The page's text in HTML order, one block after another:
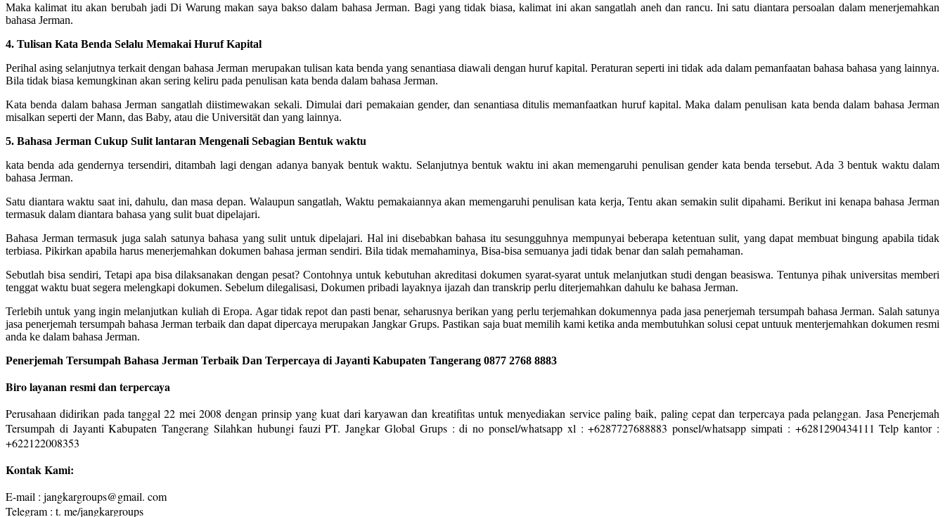
Maka kalimat itu akan berubah jadi Di Warung makan saya bakso dalam bahasa Jerman. Bagi yang tidak biasa, kalimat ini akan sangatlah aneh dan rancu. Ini satu diantara persoalan dalam menerjemahkan
bahasa Jerman.
4. Tulisan Kata Benda Selalu Memakai Huruf Kapital
Perihal asing selanjutnya terkait dengan bahasa Jerman merupakan tulisan kata benda yang senantiasa diawali dengan huruf kapital. Peraturan seperti ini tidak ada dalam pemanfaatan bahasa bahasa yang lainnya.
Bila tidak biasa kemungkinan akan sering keliru pada penulisan kata benda dalam bahasa Jerman.
Kata benda dalam bahasa Jerman sangatlah diistimewakan sekali. Dimulai dari pemakaian gender, dan senantiasa ditulis memanfaatkan huruf kapital. Maka dalam penulisan kata benda dalam bahasa Jerman
misalkan seperti der Mann, das Baby, atau die Universität dan yang lainnya.
5. Bahasa Jerman Cukup Sulit lantaran Mengenali Sebagian Bentuk waktu
kata benda ada gendernya tersendiri, ditambah lagi dengan adanya banyak bentuk waktu. Selanjutnya bentuk waktu ini akan memengaruhi penulisan gender kata benda tersebut. Ada 3 bentuk waktu dalam
bahasa Jerman.
Satu diantara waktu saat ini, dahulu, dan masa depan. Walaupun sangatlah, Waktu pemakaiannya akan memengaruhi penulisan kata kerja, Tentu akan semakin sulit dipahami. Berikut ini kenapa bahasa Jerman
termasuk dalam diantara bahasa yang sulit buat dipelajari.
Bahasa Jerman termasuk juga salah satunya bahasa yang sulit untuk dipelajari. Hal ini disebabkan bahasa itu sesungguhnya mempunyai beberapa ketentuan sulit, yang dapat membuat bingung apabila tidak
terbiasa. Pikirkan apabila harus menerjemahkan dokumen bahasa jerman sendiri. Bila tidak memahaminya, Bisa-bisa semuanya jadi tidak benar dan salah pemahaman.
Sebutlah bisa sendiri, Tetapi apa bisa dilaksanakan dengan pesat? Contohnya untuk kebutuhan akreditasi dokumen syarat-syarat untuk melanjutkan studi dengan beasiswa. Tentunya pihak universitas memberi
tenggat waktu buat segera melengkapi dokumen. Sebelum dilegalisasi, Dokumen pribadi layaknya ijazah dan transkrip perlu diterjemahkan dahulu ke bahasa Jerman.
Terlebih untuk yang ingin melanjutkan kuliah di Eropa. Agar tidak repot dan pasti benar, seharusnya berikan yang perlu terjemahkan dokumennya pada jasa penerjemah tersumpah bahasa Jerman. Salah satunya
jasa penerjemah tersumpah bahasa Jerman terbaik dan dapat dipercaya merupakan Jangkar Grups. Pastikan saja buat memilih kami ketika anda membutuhkan solusi cepat untuuk menterjemahkan dokumen resmi
anda ke dalam bahasa Jerman.
Penerjemah Tersumpah Bahasa Jerman Terbaik Dan Terpercaya di Jayanti Kabupaten Tangerang 0877 2768 8883
Biro layanan resmi dan terpercaya
Perusahaan didirikan pada tanggal 22 mei 2008 dengan prinsip yang kuat dari karyawan dan kreatifitas untuk menyediakan service paling baik, paling cepat dan terpercaya pada pelanggan. Jasa Penerjemah
Tersumpah di Jayanti Kabupaten Tangerang Silahkan hubungi fauzi PT. Jangkar Global Grups : di no ponsel/whatsapp xl : +6287727688883 ponsel/whatsapp simpati : +6281290434111 Telp kantor :
+622122008353
Kontak Kami:
E-mail : jangkargroups@gmail. com
Telegram : t. me/jangkargroups